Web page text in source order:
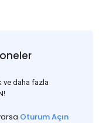
ve daha fazla
Oturum Açın